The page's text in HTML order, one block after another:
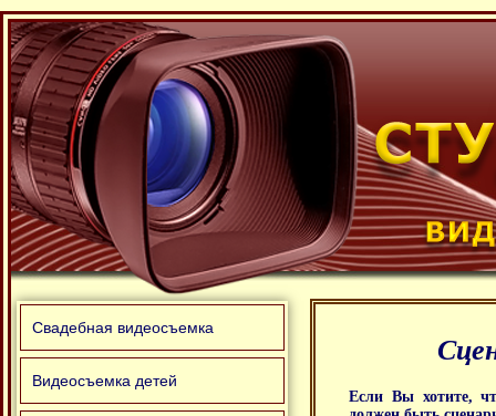
Если Вы хотите,
Свадебная видеосъемка
Видеосъемка детей